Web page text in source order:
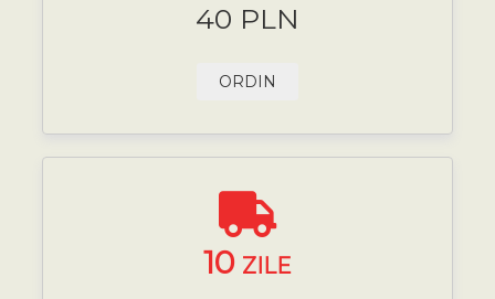
40 PLN
ORDIN
10 ZILE